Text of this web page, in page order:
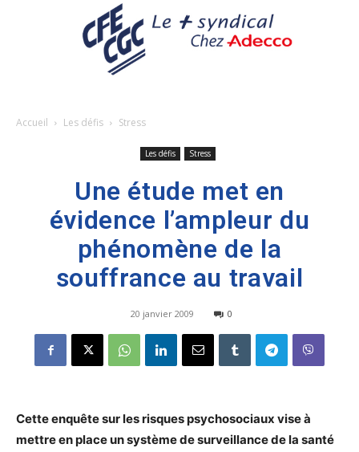
Accueil Les défis Stress
Les défis Stress
Une étude met en
évidence l’ampleur du
phénomène de la
souffrance au travail
20 janvier 2009 0
Cette enquête sur les risques psychosociaux vise à
mettre en place un système de surveillance de la santé